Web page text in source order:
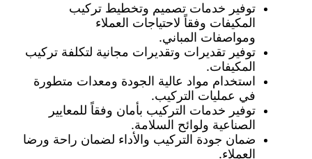
توفير خدمات تصميم وتخطيط تركيب
المكيفات وفقاً لاحتياجات العملاء
ومواصفات المباني.
توفير تقديرات وتقديرات مجانية لتكلفة تركيب
المكيفات.
استخدام مواد عالية الجودة ومعدات متطورة
في عمليات التركيب.
توفير خدمات التركيب بأمان وفقاً للمعايير
الصناعية ولوائح السلامة.
ضمان جودة التركيب والأداء لضمان راحة ورضا
العملاء.